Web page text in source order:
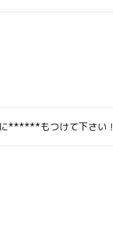
******もつけて下さい！